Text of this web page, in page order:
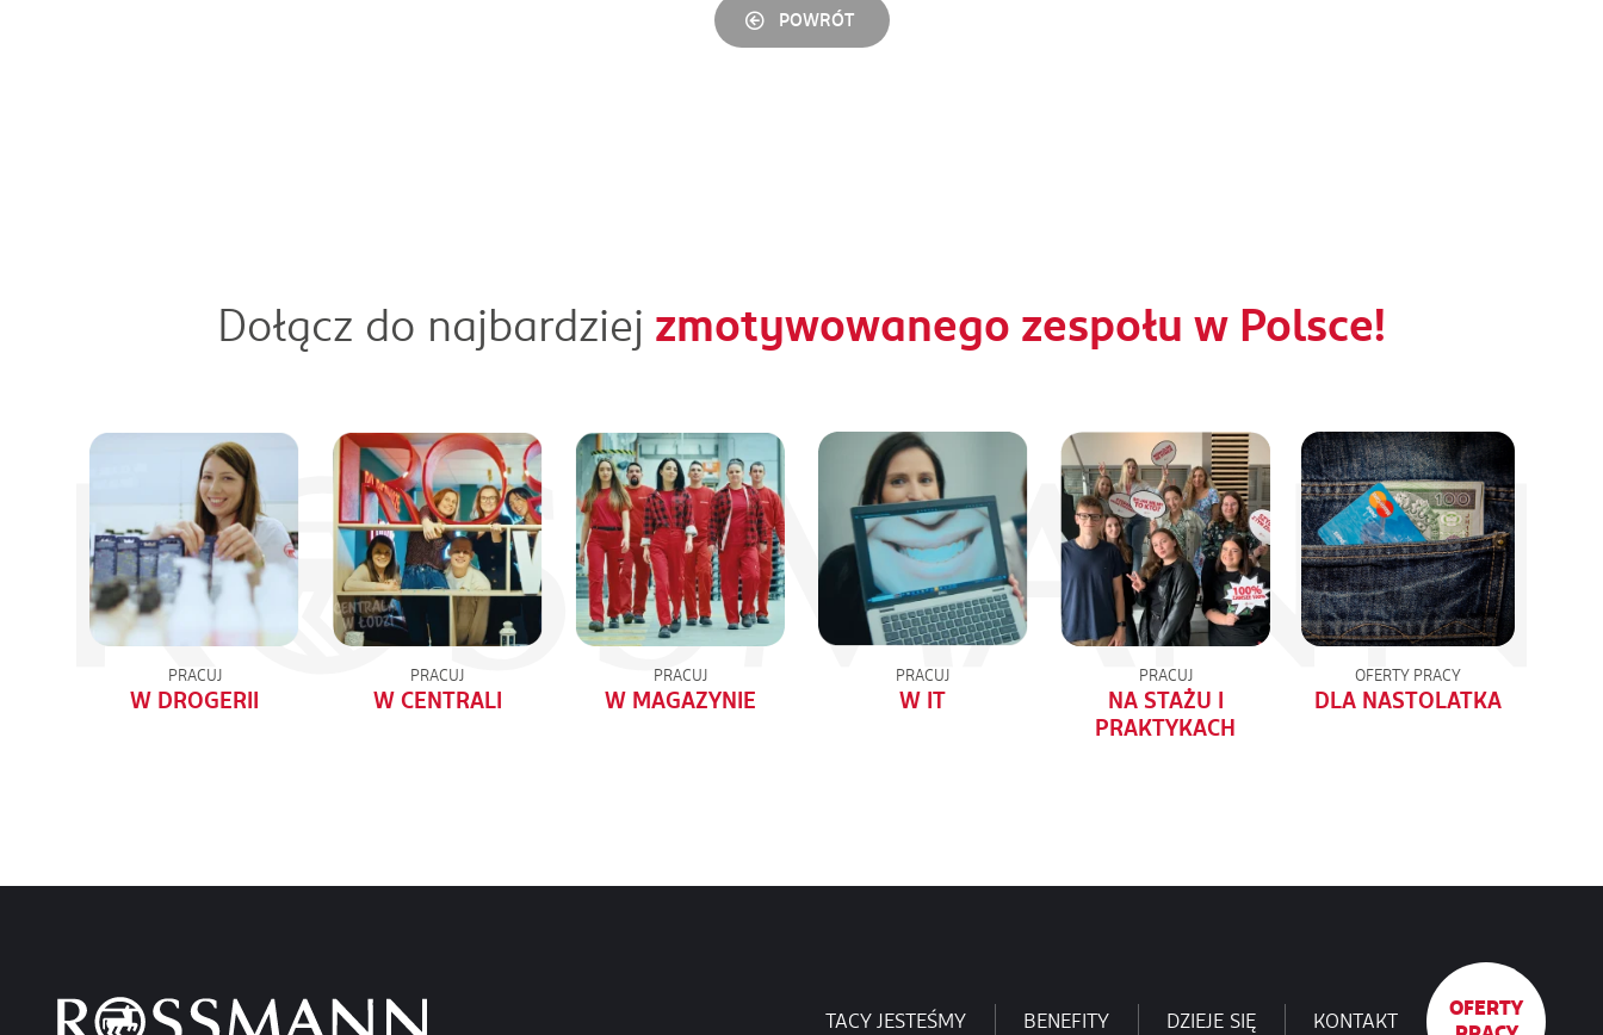
POWRÓT
Dołącz do najbardziej zmotywowanego zespołu w Polsce!
PRACUJ
W DROGERII
PRACUJ
W CENTRALI
PRACUJ
W MAGAZYNIE
PRACUJ
W IT
PRACUJ
NA STAŻU I
PRAKTYKACH
OFERTY PRACY
DLA NASTOLATKA
TACY JESTEŚMY BENEFITY DZIEJE SIĘ KONTAKT
OFERTY